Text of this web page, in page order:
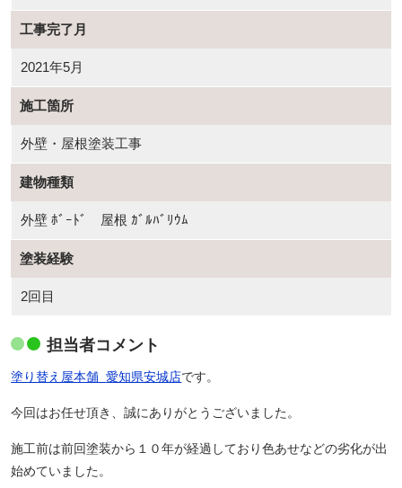
工事完了月
2021年5月
施工箇所
外壁・屋根塗装工事
建物種類
外壁 ﾎﾞｰﾄﾞ 屋根 ｶﾞﾙﾊﾞﾘｳﾑ
塗装経験
2回目
担当者コメント
塗り替え屋本舗愛知県安城店です。
今回はお任せ頂き、誠にありがとうございました。
施工前は前回塗装から１０年が経過しており色あせなどの劣化が出
始めていました。